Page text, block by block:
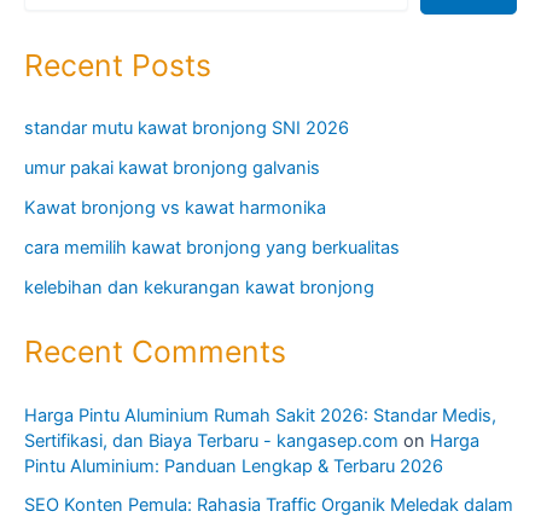
Recent Posts
standar mutu kawat bronjong SNI 2026
umur pakai kawat bronjong galvanis
Kawat bronjong vs kawat harmonika
cara memilih kawat bronjong yang berkualitas
kelebihan dan kekurangan kawat bronjong
Recent Comments
Harga Pintu Aluminium Rumah Sakit 2026: Standar Medis,
Sertifikasi, dan Biaya Terbaru - kangasep.com on Harga
Pintu Aluminium: Panduan Lengkap & Terbaru 2026
SEO Konten Pemula: Rahasia Traffic Organik Meledak dalam